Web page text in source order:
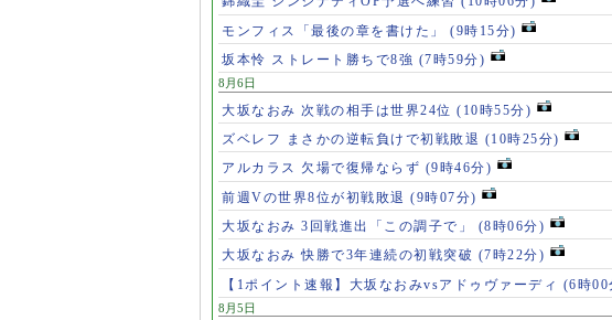
モンフィス「最後の章を書けた」 (9時15分)
坂本怜 ストレート勝ちで8強 (7時59分)
8月6日
大坂なおみ 次戦の相手は世界24位 (10時55分)
ズベレフ まさかの逆転負けで初戦敗退 (10時25分)
アルカラス 欠場で復帰ならず (9時46分)
前週Vの世界8位が初戦敗退 (9時07分)
大坂なおみ 3回戦進出「この調子で」 (8時06分)
大坂なおみ 快勝で3年連続の初戦突破 (7時22分)
【1ポイント速報】大坂なおみvsアドゥヴァーディ (6時00
8月5日